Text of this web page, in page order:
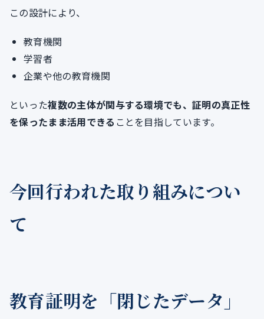
この設計により、
教育機関
学習者
企業や他の教育機関
といった複数の主体が関与する環境でも、証明の真正性
を保ったまま活用できる ことを目指しています。
今回行われた取り組みについ
て
教育証明を「閉じたデータ」